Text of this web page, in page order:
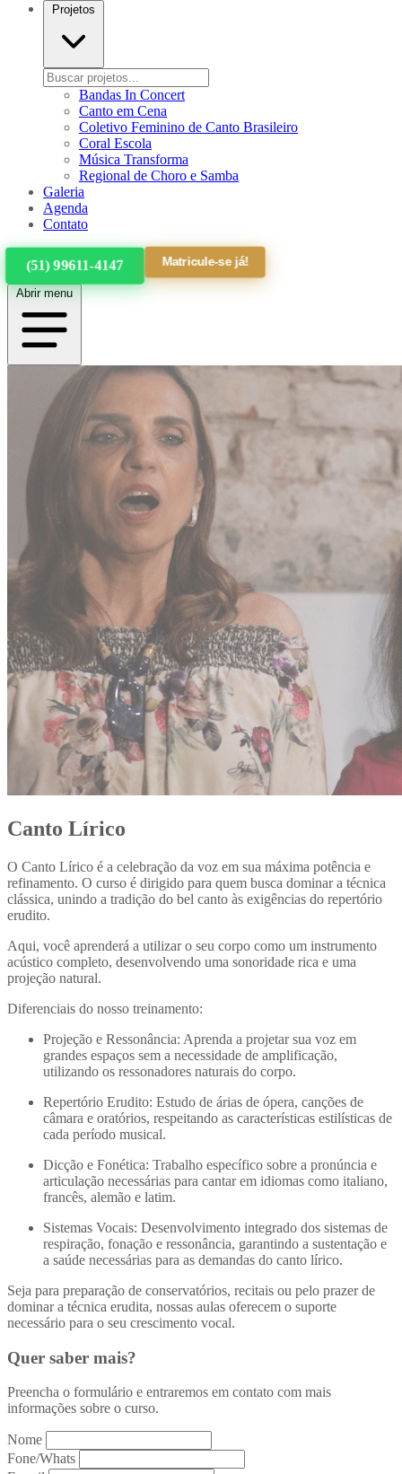
Projetos
Bandas In Concert
Canto em Cena
Coletivo Feminino de Canto Brasileiro
Coral Escola
Música Transforma
Regional de Choro e Samba
Galeria
Agenda
Contato
(51) 99611-4147 Matricule-se já!
Abrir menu
Canto Lírico
O Canto Lírico é a celebração da voz em sua máxima potência e
refinamento. O curso é dirigido para quem busca dominar a técnica
clássica, unindo a tradição do bel canto às exigências do repertório
erudito.
Aqui, você aprenderá a utilizar o seu corpo como um instrumento
acústico completo, desenvolvendo uma sonoridade rica e uma
projeção natural.
Diferenciais do nosso treinamento:
Projeção e Ressonância: Aprenda a projetar sua voz em
grandes espaços sem a necessidade de amplificação,
utilizando os ressonadores naturais do corpo.
Repertório Erudito: Estudo de árias de ópera, canções de
câmara e oratórios, respeitando as características estilísticas de
cada período musical.
Dicção e Fonética: Trabalho específico sobre a pronúncia e
articulação necessárias para cantar em idiomas como italiano,
francês, alemão e latim.
Sistemas Vocais: Desenvolvimento integrado dos sistemas de
respiração, fonação e ressonância, garantindo a sustentação e
a saúde necessárias para as demandas do canto lírico.
Seja para preparação de conservatórios, recitais ou pelo prazer de
dominar a técnica erudita, nossas aulas oferecem o suporte
necessário para o seu crescimento vocal.
Quer saber mais?
Preencha o formulário e entraremos em contato com mais
informações sobre o curso.
Nome
Fone/Whats